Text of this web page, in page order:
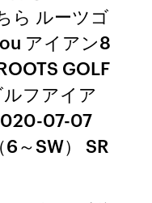
ら ルーツゴ
アイアン8
GOLF
フアイア
07-07
～SW） SR